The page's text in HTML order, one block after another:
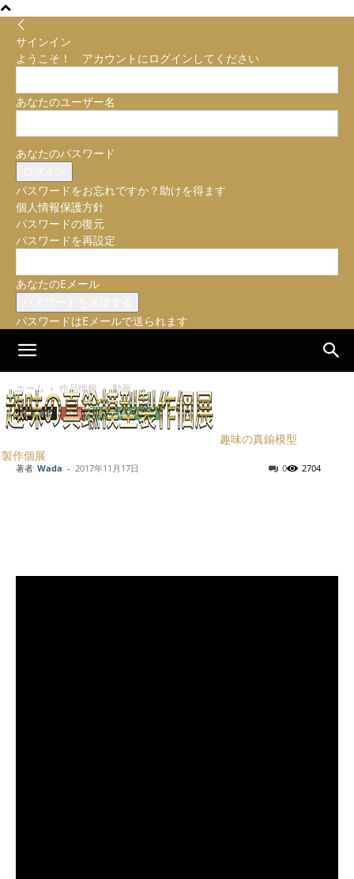
サインイン
ようこそ！ アカウントにログインしてください
あなたのユーザー名
あなたのパスワード
パスワードをお忘れですか？助けを得ます
個人情報保護方針
パスワードの復元
パスワードを再設定
あなたのEメール
パスワードはEメールで送られます
趣味の真鍮模型
製作個展
ホーム 作品情報 動画
作品情報 動画 古式銃砲シリーズ
ルフォーショー可動部
著者 Wada - 2017年11月17日 2704
0